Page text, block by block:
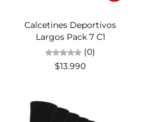
Calcetines Deportivos
Largos Pack 7 C1
(0)
$13.990